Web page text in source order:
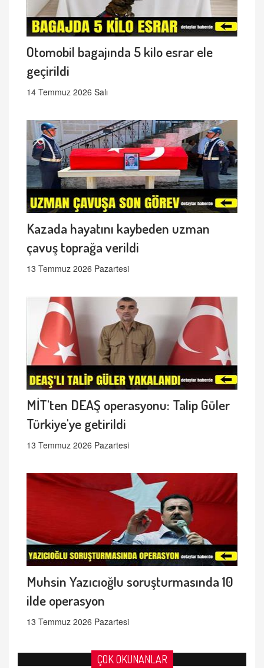
Otomobil bagajında 5 kilo esrar ele
geçirildi
14 Temmuz 2026 Salı
Kazada hayatını kaybeden uzman
çavuş toprağa verildi
13 Temmuz 2026 Pazartesi
MİT'ten DEAŞ operasyonu: Talip Güler
Türkiye'ye getirildi
13 Temmuz 2026 Pazartesi
Muhsin Yazıcıoğlu soruşturmasında 10
ilde operasyon
13 Temmuz 2026 Pazartesi
ÇOK OKUNANLAR